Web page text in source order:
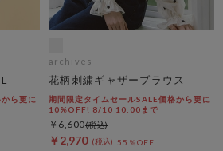
ら更に
archives
花柄刺繍ギャザーブラウス
期間限定タイムセールSALE価格から更に
10%OFF! 8/10 10:00まで
￥2,970 55％OFF
￥6,600